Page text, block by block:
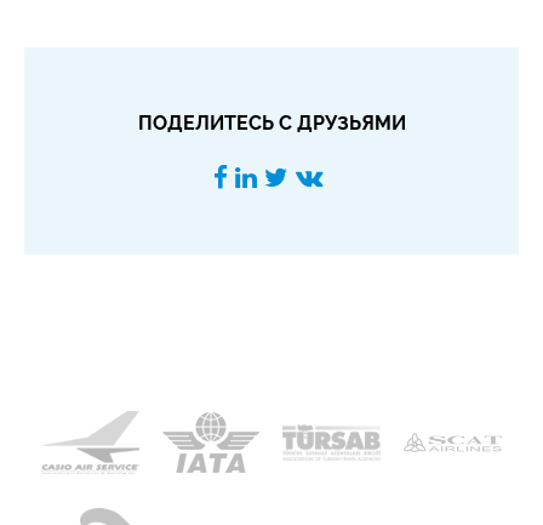
ПОДЕЛИТЕСЬ С ДРУЗЬЯМИ